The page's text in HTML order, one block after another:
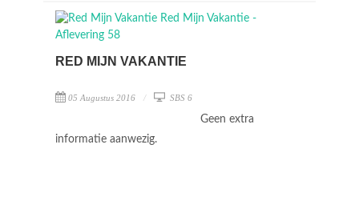
RED MIJN VAKANTIE
05 Augustus 2016 SBS 6
Geen extra
informatie aanwezig.